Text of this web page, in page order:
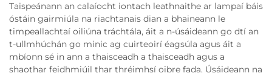
Taispeánann an calaíocht iontach leathnaithe ar lampaí báis
óstáin gairmiúla na riachtanais dian a bhaineann le
timpeallachtaí oiliúna tráchtála, áit a n-úsáideann go dtí an
t-ullmhúchán go minic ag cuirteoirí éagsúla agus áit a
mbíonn sé in ann a thaisceadh a thaisceadh agus a
shaothar feidhmiúil thar thréimhsí oibre fada. Úsáideann na